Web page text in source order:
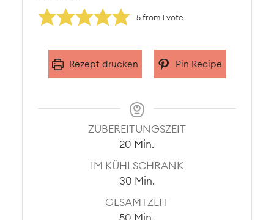
5from 1 vote
Rezept drucken Pin Recipe
ZUBEREITUNGSZEIT
20 Minuten
Min.
IM KÜHLSCHRANK
30Minuten
Min.
GESAMTZEIT
Minuten